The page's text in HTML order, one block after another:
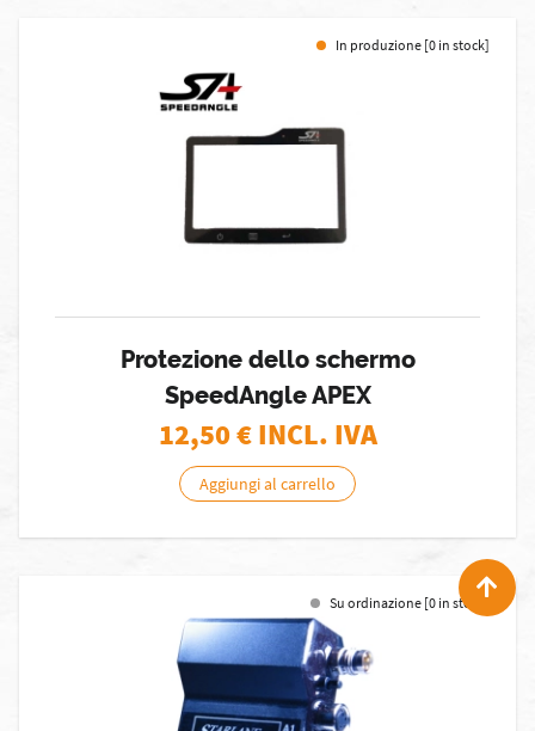
In produzione [0 in stock]
Protezione dello schermo
SpeedAngle APEX
12,50€ INCL. IVA
Aggiungi al carrello
Su ordinazione [0 in stock]